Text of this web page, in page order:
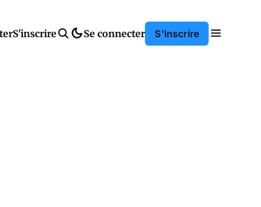
S'inscrire Se connecter S'inscrire